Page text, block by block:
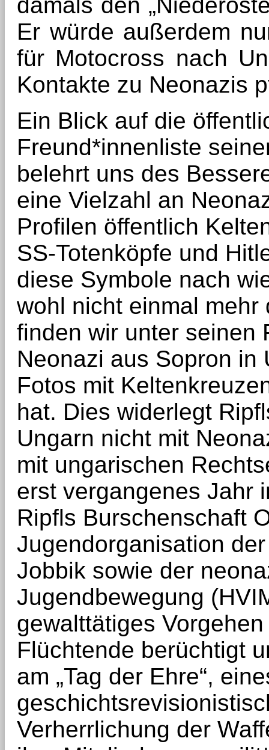
damals den
Er würde außerdem
für Motocross nach
Kontakte zu Neonazis
Ein Blick auf die
Freund*innenliste
belehrt uns des
eine Vielzahl an
Profilen öffentlich
SS-Totenköpfe und
diese Symbole nach
wohl nicht einmal
finden wir unter seinen
Neonazi aus Sopron in
Fotos mit
hat. Dies widerlegt
Ungarn nicht mit
mit ungarischen
erst vergangenes Jahr
Ripfls Burschenschaft
Jugendorganisation
Jobbik sowie der
Jugendbewegung
gewalttätiges
Flüchtende berüchtigt
am „Tag der Ehre“,
Verherrlichung der